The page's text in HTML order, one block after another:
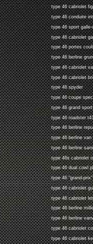
type 46 cabriolet
type 46 conduite
type 46 sport galle-
type 46 cabriolet
type 46 portes
type 46 berline
type 46 cabriolet
type 46 cabriolet
type 46 spyder
type 46 coupe
type 46 grand sport
type 46 roadster
type 46 berline
type 46 berline van
type 46 berline
type 46s cabriolet
type 46 dual cowl
type 46 "grand-prix"
type 46 cabriolet
type 46 cabriolet
type 46 berline
type 46 berline
type 46 cabriolet
type 46 cabriolet